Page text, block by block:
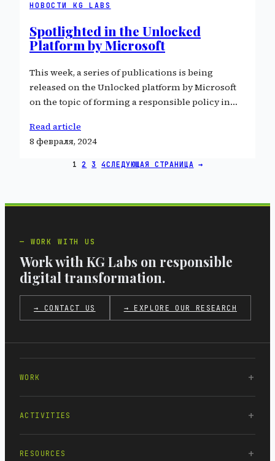
НОВОСТИ KG LABS
Spotlighted in the Unlocked
Platform by Microsoft
This week, a series of publications is being
released on the Unlocked platform by Microsoft
on the topic of forming a responsible policy in…
Read article
8 февраля, 2024
1 2 3 4СЛЕДУЮЩАЯ СТРАНИЦА →
WORK WITH US
Work with KG Labs on responsible
digital transformation.
→ CONTACT US → EXPLORE OUR RESEARCH
WORK
ACTIVITIES
RESOURCES